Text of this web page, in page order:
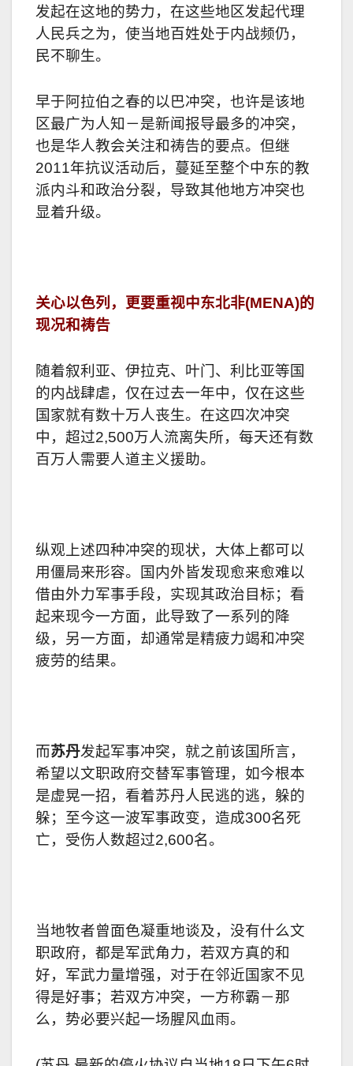
发起在这地的势力，在这些地区发起代理
人民兵之为，使当地百姓处于内战频仍，
民不聊生。
早于阿拉伯之春的以巴冲突，也许是该地
区最广为人知－是新闻报导最多的冲突，
也是华人教会关注和祷告的要点。但继
2011年抗议活动后，蔓延至整个中东的教
派内斗和政治分裂，导致其他地方冲突也
显着升级。
关心以色列，更要重视中东北非(MENA)的
现况和祷告
随着叙利亚、 伊拉克、叶门、利比亚等国
的内战肆虐，仅在过去一年中，仅在这些
国家就有数十万人丧生。在这四次冲突
中，超过2,500万人流离失所，每天还有数
百万人需要人道主义援助。
纵观上述四种冲突的现状，大体上都可以
用僵局来形容。国内外皆发现愈来愈难以
借由外力军事手段，实现其政治目标；看
起来现今一方面，此导致了一系列的降
级，另一方面，却通常是精疲力竭和冲突
疲劳的结果。
而苏丹发起军事冲突，就之前该国所言，
希望以文职政府交替军事管理，如今根本
是虚晃一招，看着苏丹人民逃的逃，躲的
躲；至今这一波军事政变，造成300名死
亡，受伤人数超过2,600名。
当地牧者曾面色凝重地谈及，没有什么文
职政府，都是军武角力，若双方真的和
好，军武力量增强，对于在邻近国家不见
得是好事；若双方冲突，一方称霸－那
么，势必要兴起一场腥风血雨。